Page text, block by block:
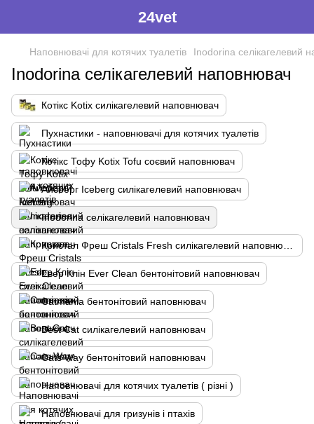
24vet
Наповнювачі для котячих туалетів Inodorina селікагелевий
Inodorina селікагелевий наповнювач
Котікс Kotix силікагелевий наповнювач
Пухнастики - наповнювачі для котячих туалетів
Котікс Тофу Kotix Tofu соєвий наповнювач
Айсберг Iceberg силікагелевий наповнювач
Inodorina селікагелевий наповнювач
Евер Клін Ever Clean бентонітовий наповнювач
Catmania бентонітовий наповнювач
Best Cat силікагелевий наповнювач
Cats Way бентонітовий наповнювач
Наповнювачі для котячих туалетів ( різні )
Наповнювачі для гризунів і птахів